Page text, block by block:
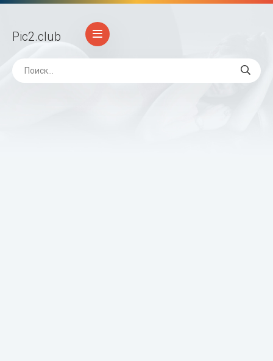
Pic2.club